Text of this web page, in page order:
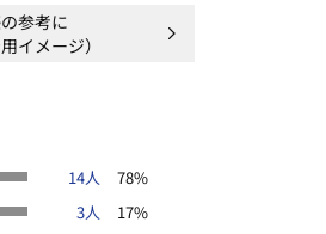
＊＊＊＊
参考に
イメージ）
14人
78%
3人
17%